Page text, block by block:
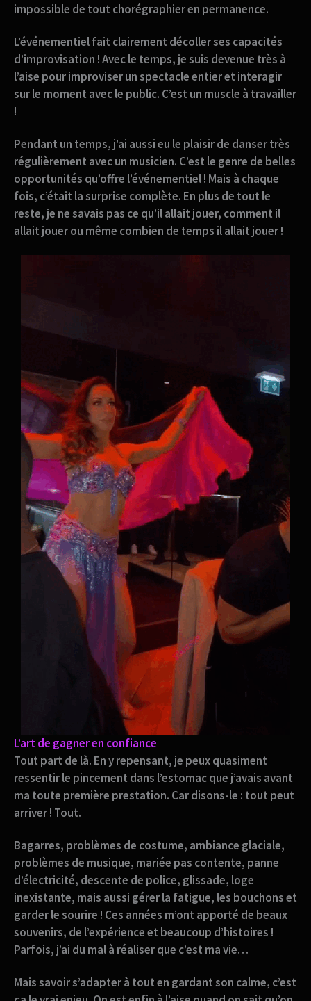
impossible de tout chorégraphier en permanence.
L’événementiel fait clairement décoller ses capacités
d’improvisation !Avec le temps, je suis devenue très à
l’aise pour improviser un spectacle entier et interagir
sur le moment avec le public. C’est un muscle à travailler
!
Pendant un temps, j’ai aussi eu le plaisir de danser très
régulièrement avec un musicien. C’est le genre de belles
opportunités qu’offre l’événementiel ! Mais à chaque
fois, c’était la surprise complète. En plus de tout le
reste, je ne savais pas ce qu’il allait jouer, comment il
allait jouer ou même combien de temps il allait jouer !
L’art de gagner en confiance
Tout part de là. En y repensant, je peux quasiment
ressentir le pincement dans l’estomac que j’avais avant
ma toute première prestation. Car disons-le : tout peut
arriver ! Tout.
Bagarres, problèmes de costume, ambiance glaciale,
problèmes de musique, mariée pas contente, panne
d’électricité, descente de police, glissade, loge
inexistante, mais aussi gérer la fatigue, les bouchons et
garder le sourire ! Ces années m’ont apporté de beaux
souvenirs, de l’expérience et beaucoup d’histoires !
Parfois, j’ai du mal à réaliser que c’est ma vie…
Mais savoir s’adapter à tout en gardant son calme, c’est